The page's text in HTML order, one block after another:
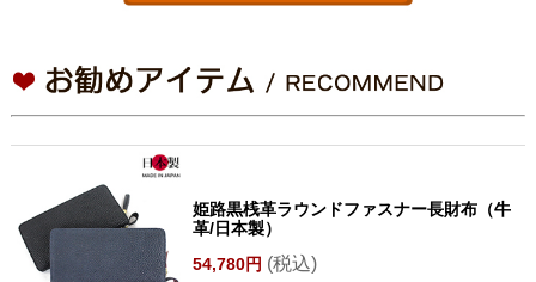
姫路黒桟革ラウンドファスナー長財布（牛
革/日本製）
54,780円 (税込)